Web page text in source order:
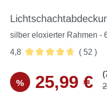
silber eloxierter Rahmen -
4,8
( 52 )
% 25,99 €